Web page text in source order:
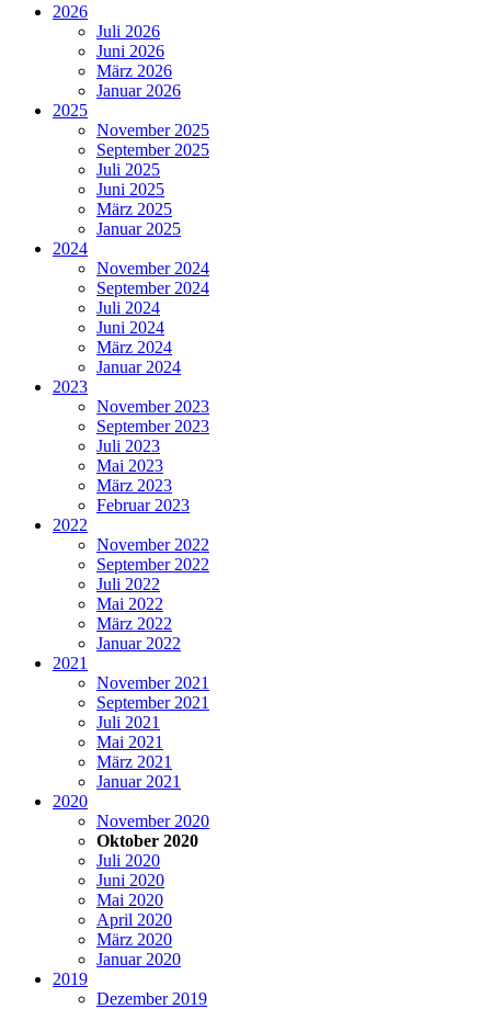
2026
Juli 2026
Juni 2026
März 2026
Januar 2026
2025
November 2025
September 2025
Juli 2025
Juni 2025
März 2025
Januar 2025
2024
November 2024
September 2024
Juli 2024
Juni 2024
März 2024
Januar 2024
2023
November 2023
September 2023
Juli 2023
Mai 2023
März 2023
Februar 2023
2022
November 2022
September 2022
Juli 2022
Mai 2022
März 2022
Januar 2022
2021
November 2021
September 2021
Juli 2021
Mai 2021
März 2021
Januar 2021
2020
November 2020
Oktober 2020
Juli 2020
Juni 2020
Mai 2020
April 2020
März 2020
Januar 2020
2019
Dezember 2019